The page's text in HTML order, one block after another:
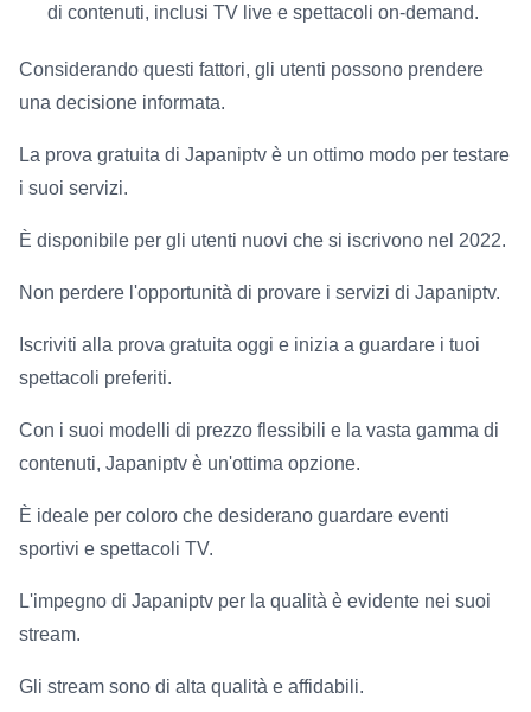
di contenuti, inclusi TV live e spettacoli on-demand.
Considerando questi fattori, gli utenti possono prendere
una decisione informata.
La prova gratuita di Japaniptv è un ottimo modo per testare
i suoi servizi.
È disponibile per gli utenti nuovi che si iscrivono nel 2022.
Non perdere l'opportunità di provare i servizi di Japaniptv.
Iscriviti alla prova gratuita oggi e inizia a guardare i tuoi
spettacoli preferiti.
Con i suoi modelli di prezzo flessibili e la vasta gamma di
contenuti, Japaniptv è un'ottima opzione.
È ideale per coloro che desiderano guardare eventi
sportivi e spettacoli TV.
L'impegno di Japaniptv per la qualità è evidente nei suoi
stream.
Gli stream sono di alta qualità e affidabili.